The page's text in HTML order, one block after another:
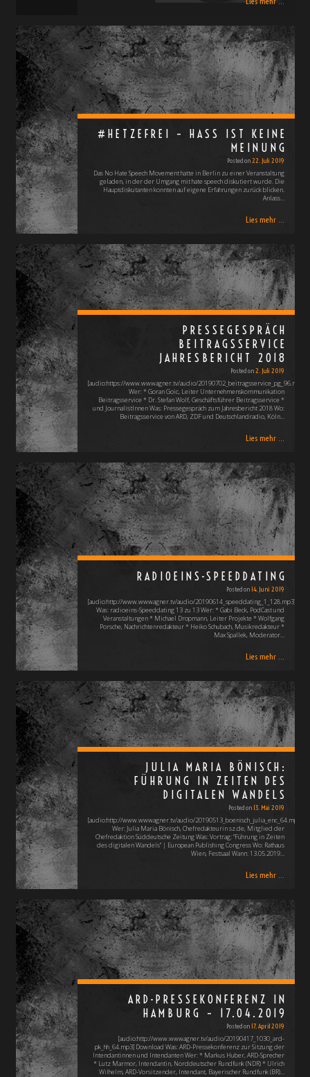
#HETZEFREI – HASS IST KEINE
MEINUNG
Posted on22. Juli 2019
Das No Hate Speech Movement hatte in Berlin zu einer Veranstaltung
geladen, in der der Umgang mit hate speech diskutiert wurde. Die
Hauptdiskutanten konnten auf eigene Erfahrungen zurück blicken.
Anlass…
Lies mehr ...
PRESSEGESPRÄCH
BEITRAGSSERVICE
JAHRESBERICHT 2018
Posted on2. Juli 2019
[audio:https://www.wwwagner.tv/audio/20190702_beitragsservice_pg_96.mp3]
Wer: * Goran Goic, Leiter Unternehmenskommunikation
Beitragsservice * Dr. Stefan Wolf, Geschäftsführer Beitragsservice *
und JournalistInnen Was: Pressegespräch zum Jahresbericht 2018 Wo:
Beitragsservice von ARD, ZDF und Deutschlandradio, Köln…
Lies mehr ...
RADIOEINS-SPEEDDATING
Posted on 14. Juni 2019
[audio:http://www.wwwagner.tv/audio/20190614_speeddating_1_128.mp3]
Was: radioeins-Speeddating 13 zu 13 Wer: * Gabi Beck, PodCast und
Veranstaltungen * Michael Dropmann, Leiter Projekte * Wolfgang
Porsche, Nachrichtenredakteur * Heiko Schubach, Musikredakteur *
Max Spallek, Moderator…
Lies mehr ...
JULIA MARIA BÖNISCH:
FÜHRUNG IN ZEITEN DES
DIGITALEN WANDELS
Posted on 13. Mai 2019
[audio:http://www.wwwagner.tv/audio/20190513_boenisch_julia_enc_64.mp3]
Wer: Julia Maria Bönisch, Chefredakteurin sz.de, Mitglied der
Chefredaktion Süddeutsche Zeitung Was: Vortrag: "Führung in Zeiten
des digitalen Wandels" | European Publishing Congress Wo: Rathaus
Wien, Festsaal Wann: 13.05.2019…
Lies mehr ...
ARD-PRESSEKONFERENZ IN
HAMBURG – 17.04.2019
Posted on 17. April 2019
[audio:http://www.wwwagner.tv/audio/20190417_1030_ard-
pk_hh_64.mp3] Download Was: ARD-Pressekonferenz zur Sitzung der
Intendantinnen und Intendanten Wer: * Markus Huber, ARD-Sprecher
* Lutz Marmor, Intendantin, Norddeutscher Rundfunk (NDR) * Ulrich
Wilhelm, ARD-Vorsitzender, Intendant, Bayerischer Rundfunk (BR)…